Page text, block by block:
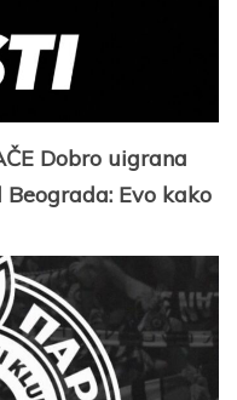
Dobro uigrana
Evo kako